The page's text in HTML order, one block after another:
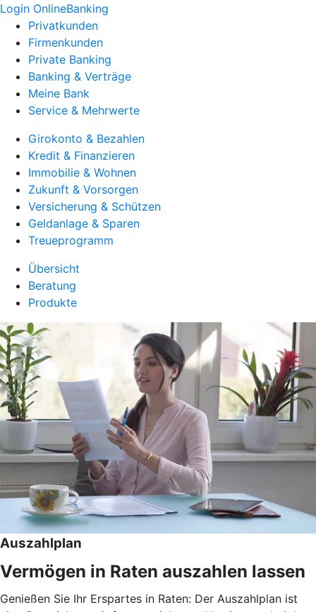
Login OnlineBanking
Privatkunden
Firmenkunden
Private Banking
Banking & Verträge
Meine Bank
Service & Mehrwerte
Girokonto & Bezahlen
Kredit & Finanzieren
Immobilie & Wohnen
Zukunft & Vorsorgen
Versicherung & Schützen
Geldanlage & Sparen
Treueprogramm
Übersicht
Beratung
Produkte
Auszahlplan
Vermögen in Raten auszahlen lassen
Genießen Sie Ihr Erspartes in Raten: Der Auszahlplan ist